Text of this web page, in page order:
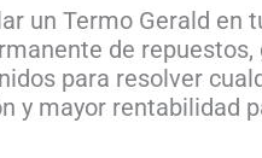
un Termo Gerald en
de
para resolver
y mayor rentabilidad